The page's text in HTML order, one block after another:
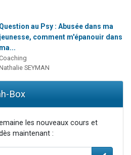
Question au Psy : Abusée dans ma
jeunesse, comment m'épanouir dans
ma...
SEYMAN
Box
les nouveaux cours et
maintenant :